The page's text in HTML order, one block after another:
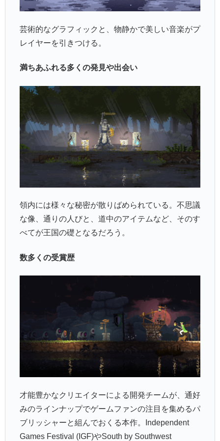
芸術的なグラフィックと、物静かで美しい音楽がプ
レイヤーを引きつける。
満ちあふれる多くの発見や出会い
領内には様々な秘密が散りばめられている。不思議
な像、通りの人びと、道中のアイテムなど、そのす
べてが王国の礎となるだろう。
数多くの受賞歴
才能豊かなクリエイターによる開発チームが、通好
みのラインナップでゲームファンの注目を集めるパ
ブリッシャーと組んでおくる本作。Independent
Games Festival (IGF)やSouth by Southwest